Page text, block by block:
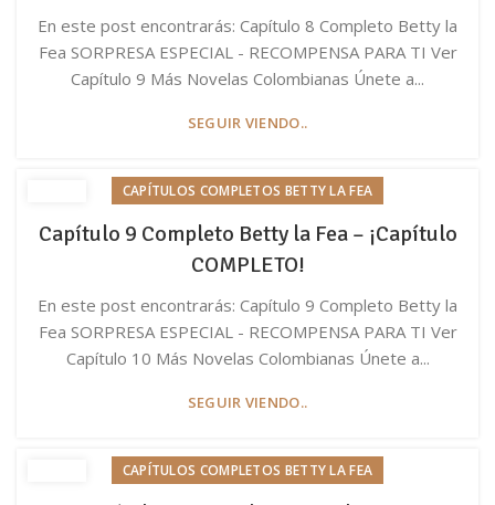
En este post encontrarás: Capítulo 8 Completo Betty la
Fea SORPRESA ESPECIAL - RECOMPENSA PARA TI Ver
Capítulo 9 Más Novelas Colombianas Únete a...
SEGUIR VIENDO..
CAPÍTULOS COMPLETOS BETTY LA FEA
Capítulo 9 Completo Betty la Fea – ¡Capítulo
COMPLETO!
En este post encontrarás: Capítulo 9 Completo Betty la
Fea SORPRESA ESPECIAL - RECOMPENSA PARA TI Ver
Capítulo 10 Más Novelas Colombianas Únete a...
SEGUIR VIENDO..
CAPÍTULOS COMPLETOS BETTY LA FEA